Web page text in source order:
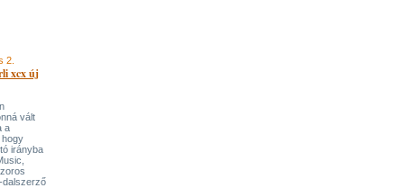
2.
xcx új
vált
a
hogy
irányba
dalszerző